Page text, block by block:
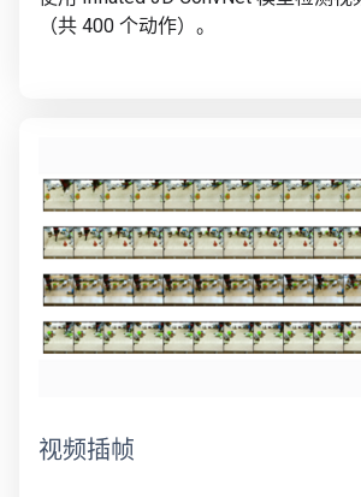
（共 400 个动作）。
视频插帧